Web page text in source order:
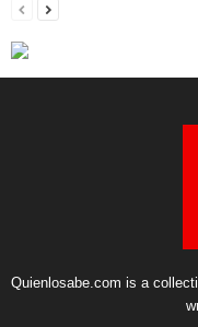
Quienlosabe.com is a